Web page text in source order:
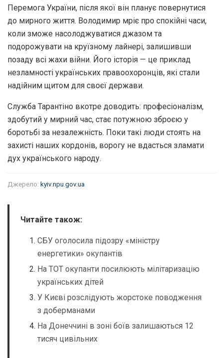
Перемога України, після якої він планує повернутися
до мирного життя. Володимир мріє про спокійні часи,
коли зможе насолоджуватися джазом та
подорожувати на круїзному лайнері, залишивши
позаду всі жахи війни. Його історія — це приклад
незламності українських правоохоронців, які стали
надійним щитом для своєї держави.
Служба Тарантіно вкотре доводить: професіоналізм,
здобутий у мирний час, стає потужною зброєю у
боротьбі за незалежність. Поки такі люди стоять на
захисті наших кордонів, ворогу не вдасться зламати
дух українського народу.
Джерело: kyiv.npu.gov.ua
Читайте також:
СБУ оголосила підозру «міністру
енергетики» окупантів
На ТОТ окупанти посилюють мілітаризацію
українських дітей
У Києві розслідують жорстоке поводження
з доберманами
На Донеччині в зоні боїв залишаються 12
тисяч цивільних